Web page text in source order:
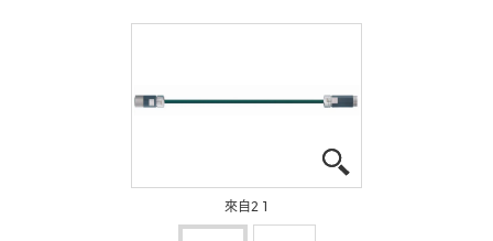
來自2 1